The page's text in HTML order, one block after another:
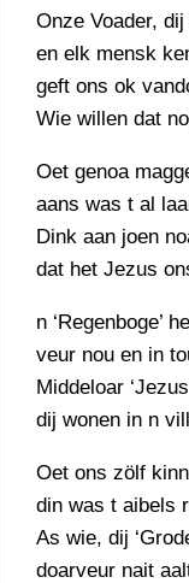
TENEEL
VERHOALEN
Onze Voader,
en elk mensk
geft ons ok
Wie willen dat
Oet genoa
aans was t al
Dink aan joen
dat het Jezus
n ‘Regenboge’
veur nou en in
Middeloar
dij wonen in n
Oet ons zölf
din was t aibels
As wie, dij
doarveur nait